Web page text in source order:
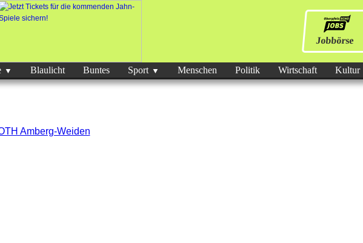
Jobbörse
Blaulicht Buntes Sport Menschen Politik Wirtschaft Kultur